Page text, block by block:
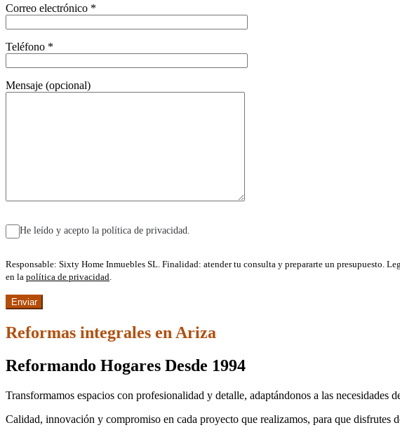
Correo electrónico *
Teléfono *
Mensaje (opcional)
He leído y acepto la política de privacidad.
Responsable: Sixty Home Inmuebles SL. Finalidad: atender tu consulta y prepararte un presupuesto.
en la política de privacidad.
Reformas integrales en Ariza
Reformando Hogares Desde 1994
Transformamos espacios con profesionalidad y detalle, adaptándonos a las necesidades
Calidad, innovación y compromiso en cada proyecto que realizamos, para que disfrutes